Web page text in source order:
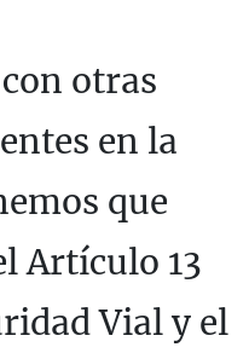
otras
en la
que
Artículo 13
Vial y el